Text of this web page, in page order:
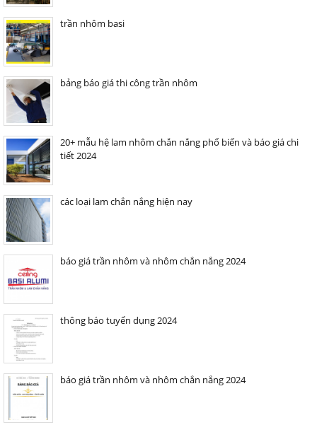
trần nhôm basi
bảng báo giá thi công trần nhôm
20+ mẫu hệ lam nhôm chắn nắng phổ biến và báo giá chi
tiết 2024
các loại lam chắn nắng hiện nay
báo giá trần nhôm và nhôm chắn nắng 2024
thông báo tuyển dụng 2024
báo giá trần nhôm và nhôm chắn nắng 2024